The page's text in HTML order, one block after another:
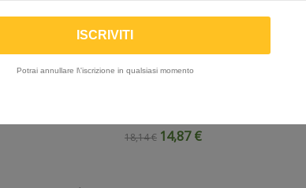
bianca -
18,14 € 14,87 €
Potrai annullare l\'iscrizione in qualsiasi momento